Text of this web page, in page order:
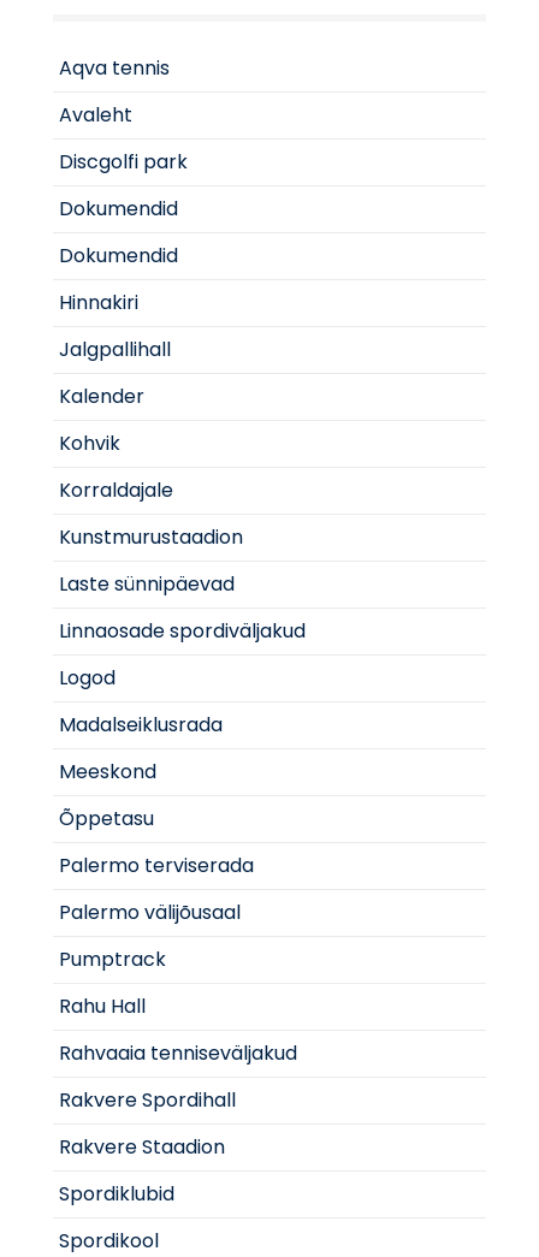
Aqva tennis
Avaleht
Discgolfi park
Dokumendid
Dokumendid
Hinnakiri
Jalgpallihall
Kalender
Kohvik
Korraldajale
Kunstmurustaadion
Laste sünnipäevad
Linnaosade spordiväljakud
Logod
Madalseiklusrada
Meeskond
Õppetasu
Palermo terviserada
Palermo välijõusaal
Pumptrack
Rahu Hall
Rahvaaia tenniseväljakud
Rakvere Spordihall
Rakvere Staadion
Spordiklubid
Spordikool